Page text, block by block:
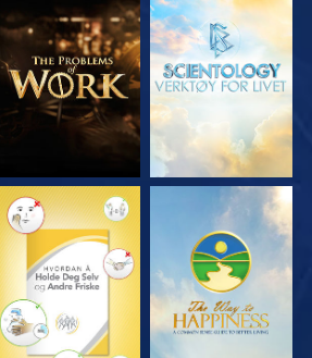
UTFORSK SERIEN UTFORSK SERIEN
SE SE